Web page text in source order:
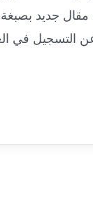
مقال جديد
التسجيل في